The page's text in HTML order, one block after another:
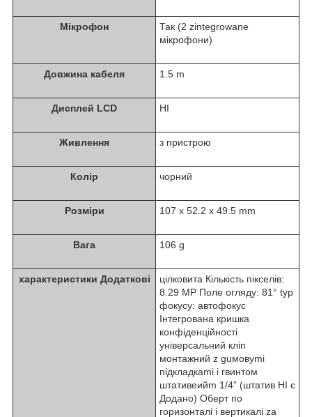
Мікрофон
Так (2 zintegrowane
мікрофони)
Довжина кабеля 1.5 m
Дисплей LCD НІ
Живлення з пристрою
Колір чорний
Розміри 107 x 52.2 x 49.5 mm
Вага 106 g
характеристики Додаткові
цілковита Кількість пікселів:
8.29 MP Поле огляду: 81° typ
фокусу: автофокус
Інтегрована кришка
конфіденційності
універсальний кліп
монтажний z guмовуmi
підкладкаmi i гвинтом
штативеийm 1/4” (штатив НІ є
Додано) Оберт по
горизонталі i вертикалі za